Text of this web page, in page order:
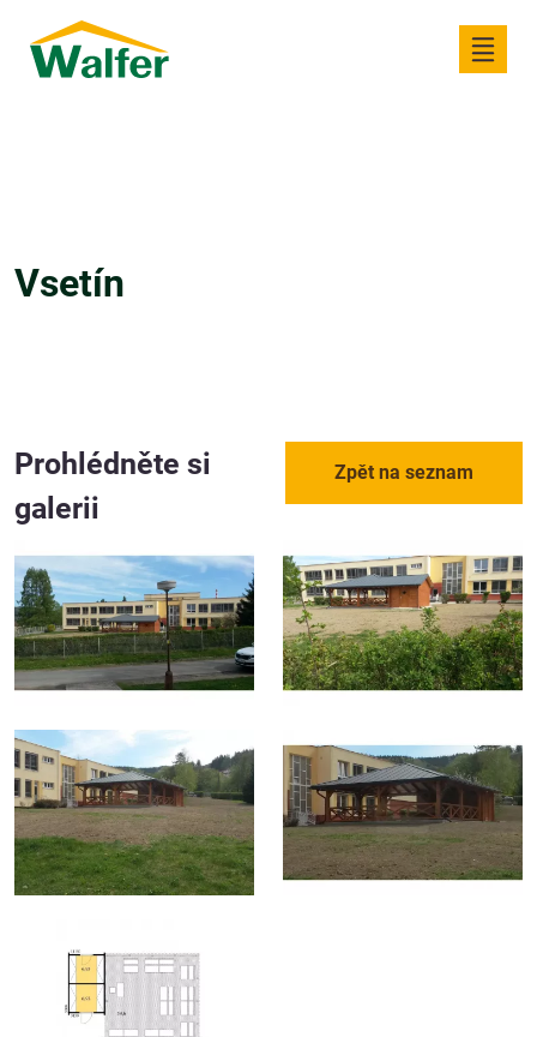
Vsetín
Prohlédněte si
galerii
Zpět na seznam